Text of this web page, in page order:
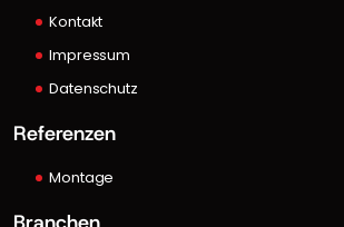
Kontakt
Impressum
Datenschutz
Referenzen
Montage